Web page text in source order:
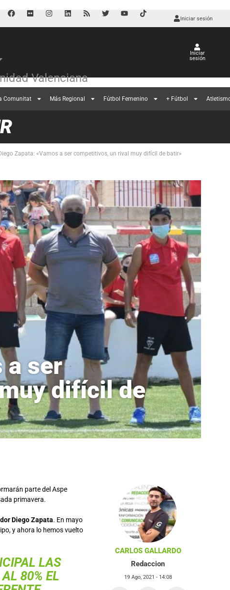
Iniciar sesión
Valenciana
Iniciar
sesión
Comunitat Más Regional Fútbol Femenino + Fútbol
Zapata: «Vamos a ser competitivos, un rival muy difícil de batir»
a ser
difícil de
parte del Aspe
primavera.
Diego Zapata. En mayo
y ahora lo hemos vuelto
LAS
80% EL
CARLOS GALLARDO
Redaccion
19 Ago, 2021 - 14:08